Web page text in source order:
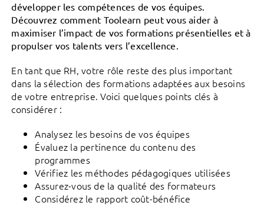
développer les compétences de vos équipes.
Découvrez comment Toolearn peut vous aider à
maximiser l’impact de vos formations présentielles et à
propulser vos talents vers l’excellence.
En tant que RH, votre rôle reste des plus important
dans la sélection des formations adaptées aux besoins
de votre entreprise. Voici quelques points clés à
considérer :
Analysez les besoins de vos équipes
Évaluez la pertinence du contenu des
programmes
Vérifiez les méthodes pédagogiques utilisées
Assurez-vous de la qualité des formateurs
Considérez le rapport coût-bénéfice